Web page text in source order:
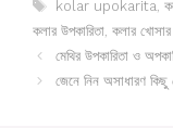
kolar upokarita,
কলার উপকারিতা, কলার খোসার
মেথির উপকারিতা ও
জেনে নিন অসাধারণ কিছু